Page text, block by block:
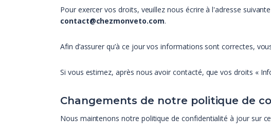
Pour exercer vos droits, veuillez nous écrire à l'adresse
contact@chezmonveto.com.
Afin d’assurer qu’à ce jour vos informations sont correctes,
Si vous estimez, après nous avoir contacté, que vos droits «
Changements de notre politique de
Nous maintenons notre politique de confidentialité à jour sur